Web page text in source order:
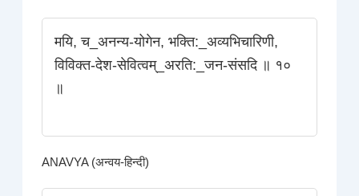
मयि, च_अनन्य-योगेन, भक्ति:_अव्यभिचारिणी,
विविक्त-देश-सेवित्वम्_अरति:_जन-संसदि ॥ १०
॥
ANAVYA (अन्वय-हिन्दी)